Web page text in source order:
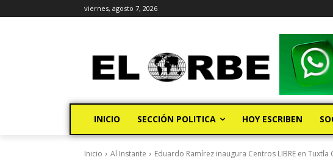
viernes, agosto 7, 2026
INICIO SECCIÓN POLITICA HOY ESCRIBEN
Inicio Al Instante Eduardo Ramírez inaugura Centros LIBRE en